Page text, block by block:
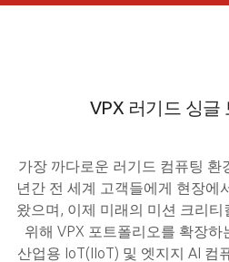
VPX 러기드 싱글
가장 까다로운 러기드 컴퓨팅 환
년간 전 세계 고객들에게 현장에
왔으며, 이제 미래의 미션 크리
위해 VPX 포트폴리오를 확장하
산업용 IoT(IIoT) 및 엣지지 AI 컴